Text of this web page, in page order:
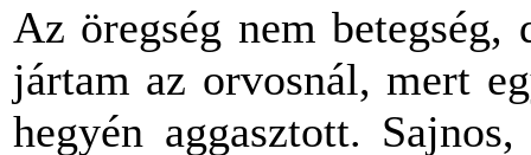
Az öregség nem
jártam az orvosnál, mert
hegyén aggasztott.